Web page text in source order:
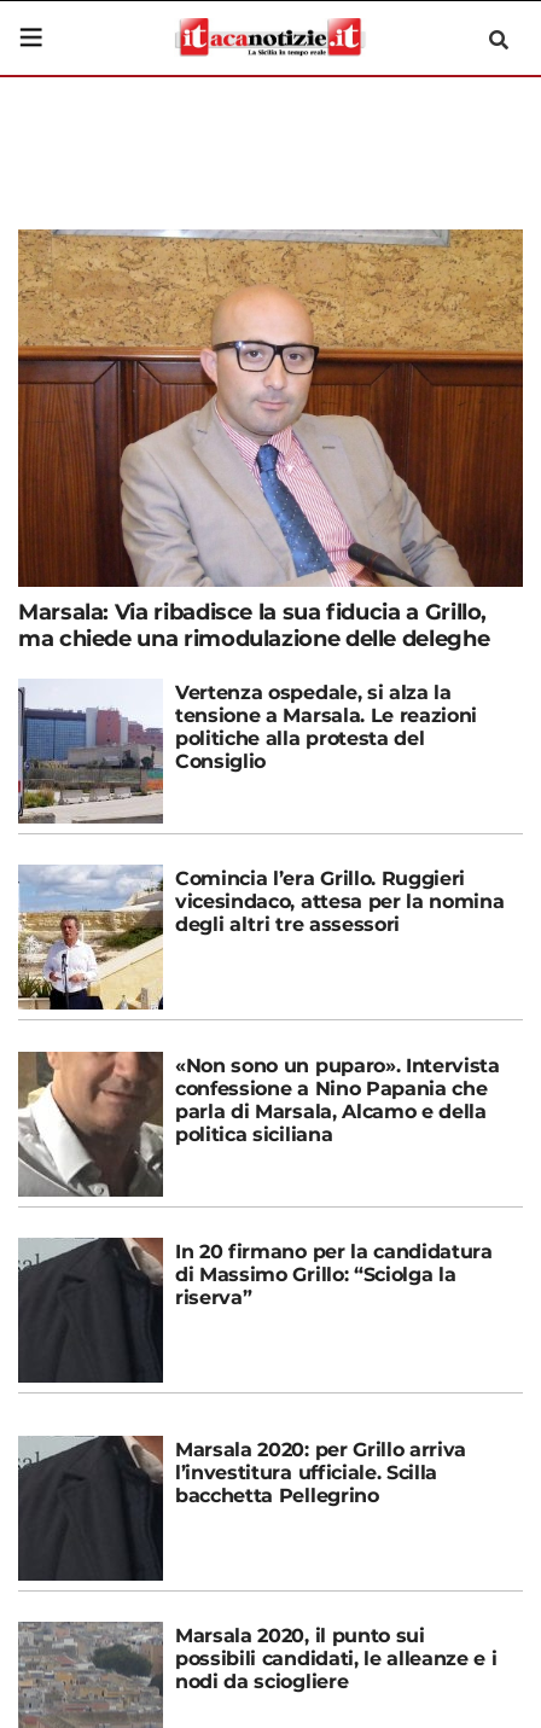
Marsala: Via ribadisce la sua fiducia a Grillo,
ma chiede una rimodulazione delle deleghe
Vertenza ospedale, si alza la
tensione a Marsala. Le reazioni
politiche alla protesta del
Consiglio
Comincia l’era Grillo. Ruggieri
vicesindaco, attesa per la nomina
degli altri tre assessori
«Non sono un puparo». Intervista
confessione a Nino Papania che
parla di Marsala, Alcamo e della
politica siciliana
In 20 firmano per la candidatura
di Massimo Grillo: “Sciolga la
riserva”
Marsala 2020: per Grillo arriva
l’investitura ufficiale. Scilla
bacchetta Pellegrino
Marsala 2020, il punto sui
possibili candidati, le alleanze e i
nodi da sciogliere